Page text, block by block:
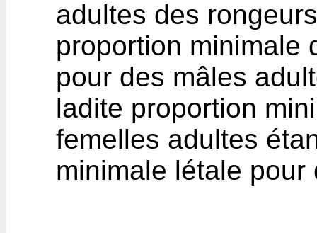
adultes des
proportion minimale
pour des mâles
ladite proportion
femelles adultes
minimale létale